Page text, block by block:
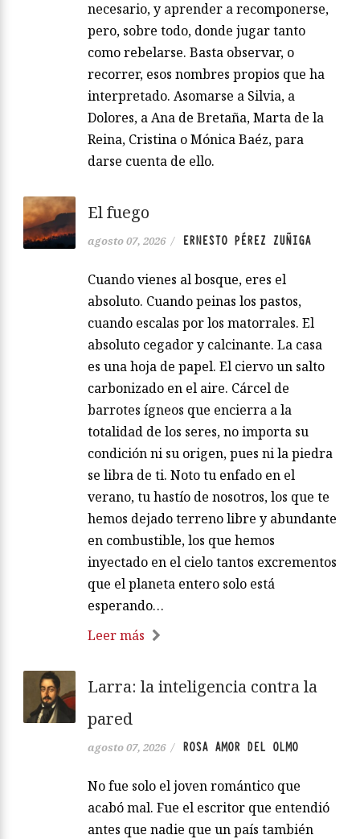
necesario, y aprender a recomponerse,
pero, sobre todo, donde jugar tanto
como rebelarse. Basta observar, o
recorrer, esos nombres propios que ha
interpretado. Asomarse a Silvia, a
Dolores, a Ana de Bretaña, Marta de la
Reina, Cristina o Mónica Baéz, para
darse cuenta de ello.
El fuego
agosto 07, 2026 / ERNESTO PÉREZ ZUÑIGA
Cuando vienes al bosque, eres el
absoluto. Cuando peinas los pastos,
cuando escalas por los matorrales. El
absoluto cegador y calcinante. La casa
es una hoja de papel. El ciervo un salto
carbonizado en el aire. Cárcel de
barrotes ígneos que encierra a la
totalidad de los seres, no importa su
condición ni su origen, pues ni la piedra
se libra de ti. Noto tu enfado en el
verano, tu hastío de nosotros, los que te
hemos dejado terreno libre y abundante
en combustible, los que hemos
inyectado en el cielo tantos excrementos
que el planeta entero solo está
esperando…
Leer más
Larra: la inteligencia contra la
pared
agosto 07, 2026 / ROSA AMOR DEL OLMO
No fue solo el joven romántico que
acabó mal. Fue el escritor que entendió
antes que nadie que un país también